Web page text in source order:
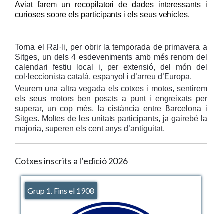
Aviat farem un recopilatori de dades interessants i
curioses sobre els participants i els seus vehicles.
Torna el Ral·li, per obrir la temporada de primavera a
Sitges, un dels 4 esdeveniments amb més renom del
calendari festiu local i, per extensió, del món del
col·leccionista català, espanyol i d’arreu d’Europa.
Veurem una altra vegada els cotxes i motos, sentirem
els seus motors ben posats a punt i engreixats per
superar, un cop més, la distància entre Barcelona i
Sitges. Moltes de les unitats participants, ja gairebé la
majoria, superen els cent anys d’antiguitat.
Cotxes inscrits a l’edició 2026
Grup 1. Fins el 1908